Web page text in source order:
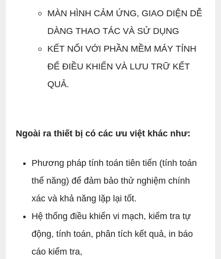
MÀN HÌNH CẢM ỨNG, GIAO DIỆN DỄ
DÀNG THAO TÁC VÀ SỬ DỤNG
KẾT NỐI VỚI PHẦN MỀM MÁY TÍNH
ĐỂ ĐIỀU KHIỂN VÀ LƯU TRỮ KẾT
QUẢ.
Ngoài ra thiết bị có các ưu việt khác như:
Phương pháp tính toán tiên tiến (tính toán
thế năng) để đảm bảo thử nghiệm chính
xác và khả năng lặp lại tốt.
Hệ thống điều khiển vi mạch, kiểm tra tự
động, tính toán, phân tích kết quả, in báo
cáo kiểm tra,